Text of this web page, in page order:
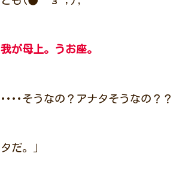
が母上。うお座。
･･･そうなの？アナタそうなの？？
だ。」